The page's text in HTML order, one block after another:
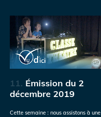
11. Émission du 2
décembre 2019
Cette semaine : nous assistons à une